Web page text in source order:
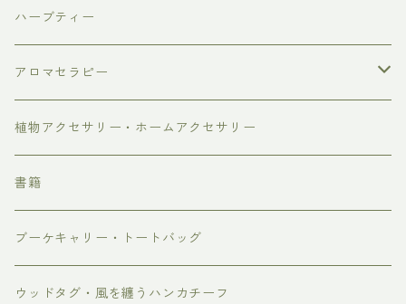
生花
リース・スワッグ
しめ縄飾り、お正月飾り、お正月のお花
2026年母の日
4/30-5/3着 母の日 早め到着便 10%OFF
5/7-5/9着 母の日通常便
ハーブティー
アロマセラピー
芳香蒸留水
ブレンド精油
植物アクセサリー・ホームアクセサリー
書籍
ブーケキャリー・トートバッグ
ウッドタグ・風を纏うハンカチーフ